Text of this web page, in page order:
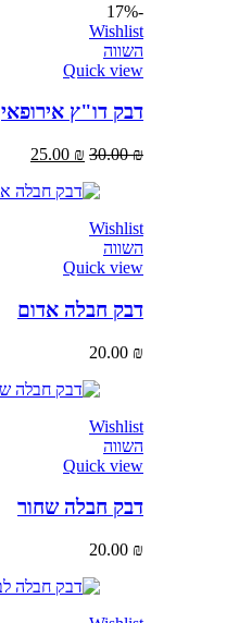
-17%
Wishlist
השווה
Quick view
דבק דו"ץ אירופאי
30.00₪
25.00 ₪
Wishlist
השווה
Quick view
דבק חבלה אדום
20.00 ₪
Wishlist
השווה
Quick view
דבק חבלה שחור
20.00 ₪